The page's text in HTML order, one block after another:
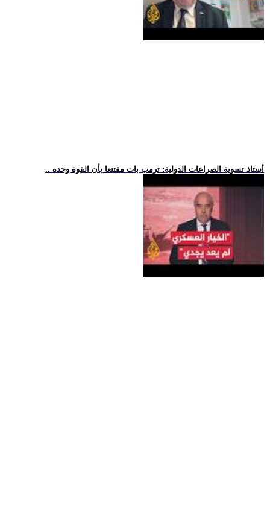
.. أستاذ تسوية الصراعات الدولية: ترمب بات مقتنعا بأن القوة وحده